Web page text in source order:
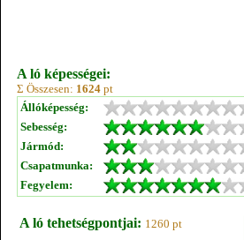
A ló képességei:
Σ Összesen: 1624 pt
Állóképesség:
Sebesség:
Jármód:
Csapatmunka:
Fegyelem:
A ló tehetségpontjai: 1260 pt